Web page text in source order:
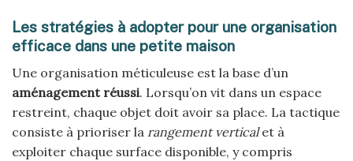
Les stratégies à adopter pour une organisation
efficace dans une petite maison
Une organisation méticuleuse est la base d’un
aménagement réussi. Lorsqu’on vit dans un espace
restreint, chaque objet doit avoir sa place. La tactique
consiste à prioriser la rangement verticalet à
exploiter chaque surface disponible, y compris